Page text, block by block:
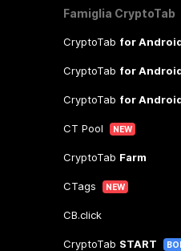
Famiglia CryptoTab
CryptoTab for
CryptoTab for
CryptoTab for
CT Pool NEW
CryptoTab Farm
CTags NEW
CB.click
CryptoTab START